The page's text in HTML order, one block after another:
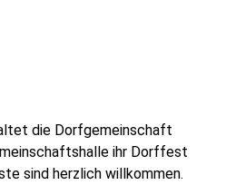
die Dorfgemeinschaft
ihr Dorffest
sind herzlich willkommen.